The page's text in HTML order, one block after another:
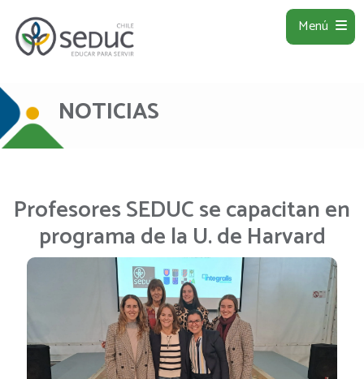
Menú
NOTICIAS
Profesores SEDUC se capacitan en
programa de la U. de Harvard